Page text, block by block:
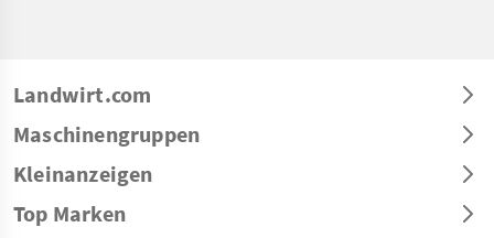
Landwirt.com
Maschinengruppen
Kleinanzeigen
Top Marken